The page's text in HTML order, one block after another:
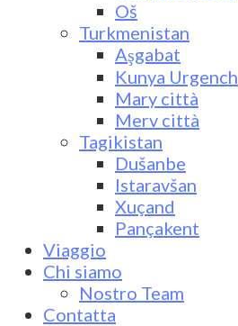
Oš
Turkmenistan
Aşgabat
Kunya Urgench
Mary città
Merv città
Tagikistan
Dušanbe
Istaravšan
Xuçand
Pançakent
Viaggio
Chi siamo
Nostro Team
Contatta